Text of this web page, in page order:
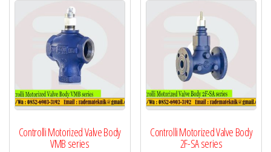
Controlli Motorized Valve Body
VMB series
Controlli Motorized Valve Body
2F-SA series